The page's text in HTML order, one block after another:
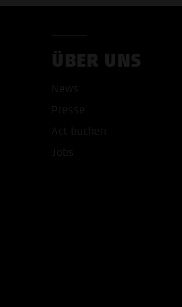
ALLE COOKIES
ÜBER UNS
News
Presse
Act buchen
Jobs